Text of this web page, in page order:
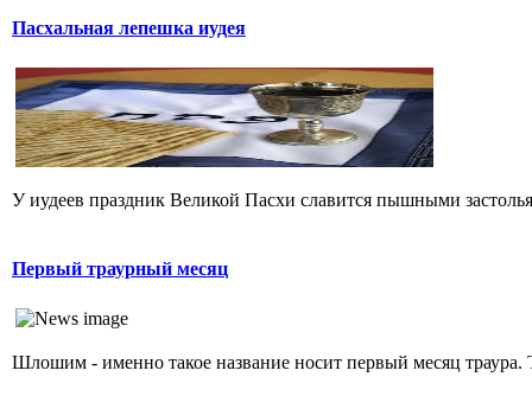
Пасхальная лепешка иудея
У иудеев праздник Великой Пасхи славится пышными
Первый траурный месяц
Шлошим - именно такое название носит первый месяц траура.